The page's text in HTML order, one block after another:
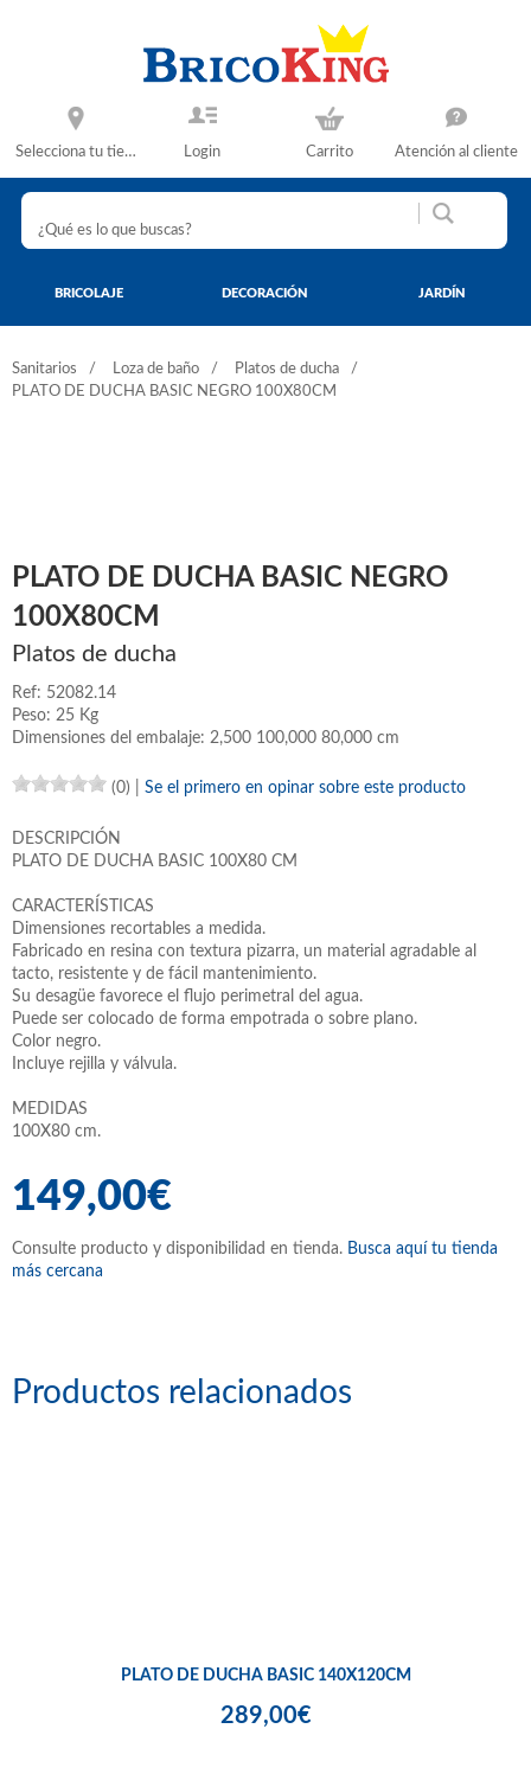
Selecciona tu tienda Login Carrito Atención al cliente
BRICOLAJE DECORACIÓN JARDÍN
Sanitarios Loza de baño
Platos de ducha
PLATO DE DUCHA BASIC NEGRO 100X80CM
PLATO DE DUCHA BASIC NEGRO
100X80CM
Platos de ducha
Ref: 52082.14
Peso: 25 Kg
Dimensiones del embalaje: 2,500 100,000 80,000 cm
(0) Se el primero en opinar sobre este producto
DESCRIPCIÓN
PLATO DE DUCHA BASIC 100X80 CM
CARACTERÍSTICAS
Dimensiones recortables a medida.
Fabricado en resina con textura pizarra, un material agradable al
tacto, resistente y de fácil mantenimiento.
Su desagüe favorece el flujo perimetral del agua.
Puede ser colocado de forma empotrada o sobre plano.
Color negro.
Incluye rejilla y válvula.
MEDIDAS
100X80 cm.
149,00€
Consulte producto y disponibilidad en tienda. Busca aquí tu tienda
más cercana
Productos relacionados
PLATO DE DUCHA BASIC 140X120CM
289,00€